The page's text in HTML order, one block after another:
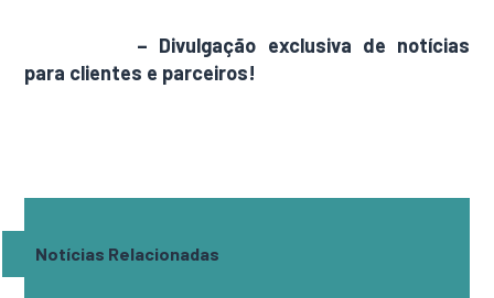
– Divulgação exclusiva de notícias
para clientes e parceiros!
Notícias Relacionadas